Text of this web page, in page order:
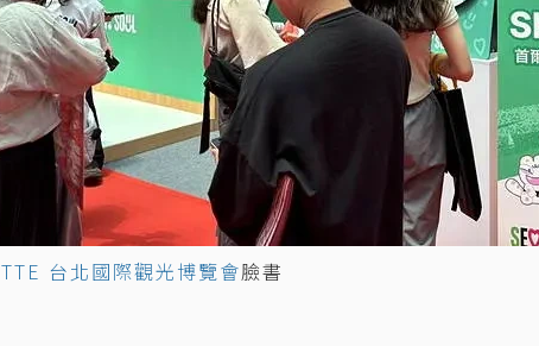
TTE 台北國際觀光博覽會臉書